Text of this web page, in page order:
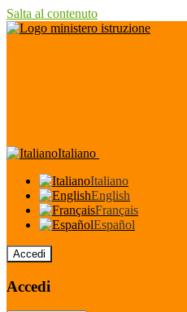
Salta al contenuto
Italiano
Italiano
English
Français
Español
Accedi
Accedi